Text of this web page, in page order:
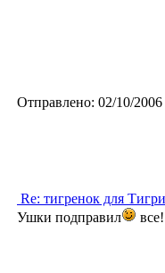
Отправлено: 02/10/
Re: тигренок для
Ушки подправил